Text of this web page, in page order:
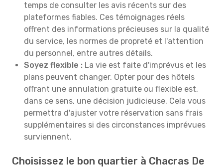
temps de consulter les avis récents sur des
plateformes fiables. Ces témoignages réels
offrent des informations précieuses sur la qualité
du service, les normes de propreté et l'attention
du personnel, entre autres détails.
Soyez flexible : La vie est faite d'imprévus et les
plans peuvent changer. Opter pour des hôtels
offrant une annulation gratuite ou flexible est,
dans ce sens, une décision judicieuse. Cela vous
permettra d'ajuster votre réservation sans frais
supplémentaires si des circonstances imprévues
surviennent.
Choisissez le bon quartier à Chacras De